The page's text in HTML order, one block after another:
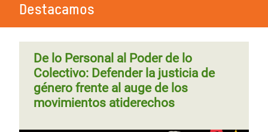
Destacamos
De lo Personal al Poder de lo
Colectivo: Defender la justicia de
género frente al auge de los
movimientos atiderechos